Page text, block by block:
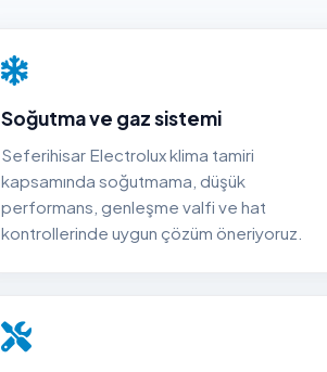
Soğutma ve gaz sistemi
Seferihisar Electrolux klima tamiri
kapsamında soğutmama, düşük
performans, genleşme valfi ve hat
kontrollerinde uygun çözüm öneriyoruz.